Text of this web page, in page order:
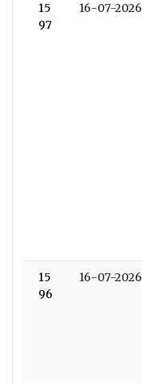
15
97
16-07-2026
15
96
16-07-2026